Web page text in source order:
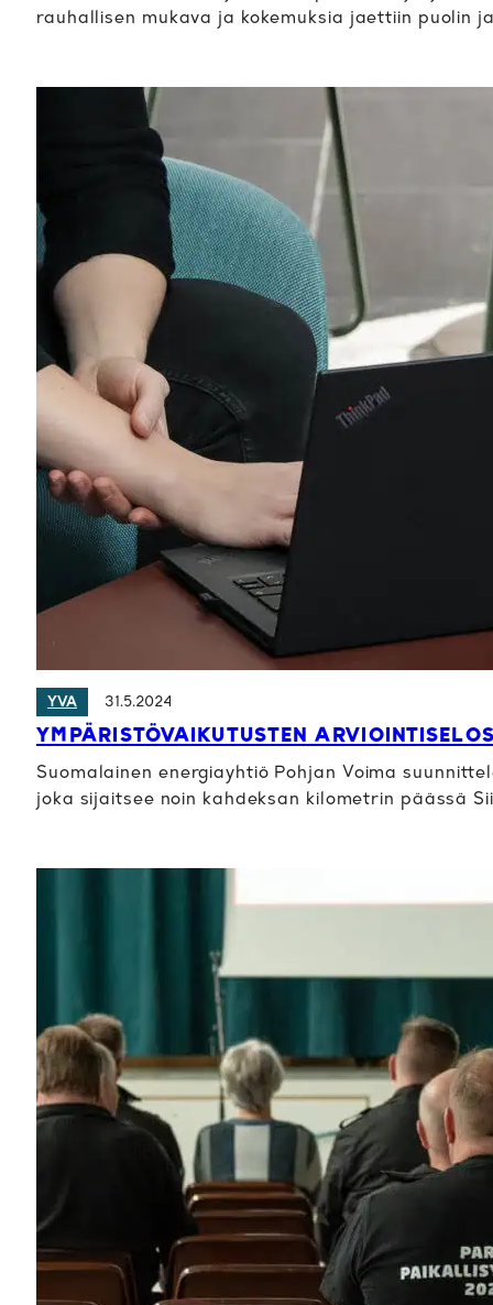
rauhallisen mukava ja kokemuksia jaettiin puolin
YVA 31.5.2024
YMPÄRISTÖVAIKUTUSTEN
Suomalainen energiayhtiö Pohjan Voima
joka sijaitsee noin kahdeksan kilometrin päässä